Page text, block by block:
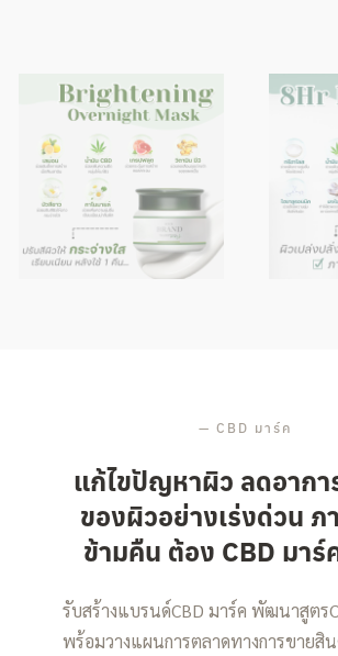
— CBD มาร์ค
แก้ไขปัญหาผิว ลดอากา
ของผิวอย่างเร่งด่วน ภ
ข้ามคืน ต้อง CBD มาร์
รับสร้างแบรนด์CBD มาร์ค พัฒนาสูตร
พร้อมวางแผนการตลาดทางการขายสิน